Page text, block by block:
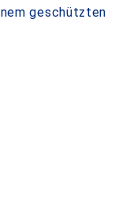
geschützten